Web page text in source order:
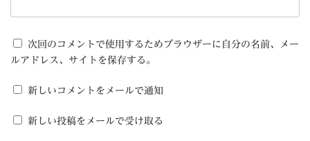
次回のコメントで使用するためブラウザーに自分の名前、メー
ルアドレス、サイトを保存する。
新しいコメントをメールで通知
新しい投稿をメールで受け取る